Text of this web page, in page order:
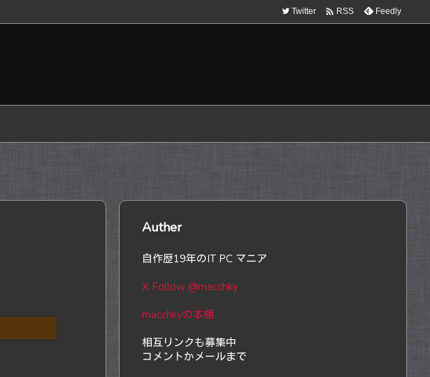
Twitter  RSS Feedly
Auther
自作歴19年のIT PC マニア
X Follow @macchky
macchkyの本棚
相互リンクも募集中
コメントかメールまで